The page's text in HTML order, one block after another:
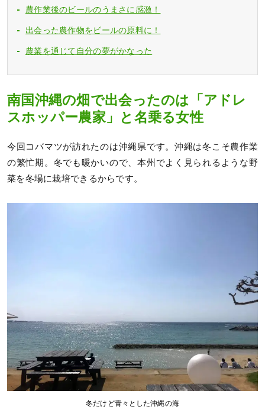
農作業後のビールのうまさに感激！
出会った農作物をビールの原料に！
農業を通じて自分の夢がかなった
南国沖縄の畑で出会ったのは「アドレ
スホッパー農家」と名乗る女性
今回コバマツが訪れたのは沖縄県です。沖縄は冬こそ農作業
の繁忙期。冬でも暖かいので、本州でよく見られるような野
菜を冬場に栽培できるからです。
冬だけど青々とした沖縄の海